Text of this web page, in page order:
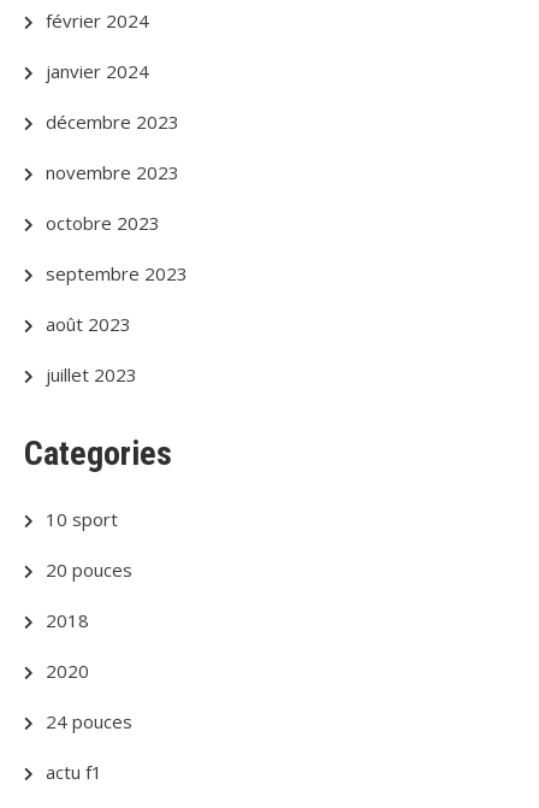
février 2024
janvier 2024
décembre 2023
novembre 2023
octobre 2023
septembre 2023
août 2023
juillet 2023
Categories
10 sport
20 pouces
2018
2020
24 pouces
actu f1